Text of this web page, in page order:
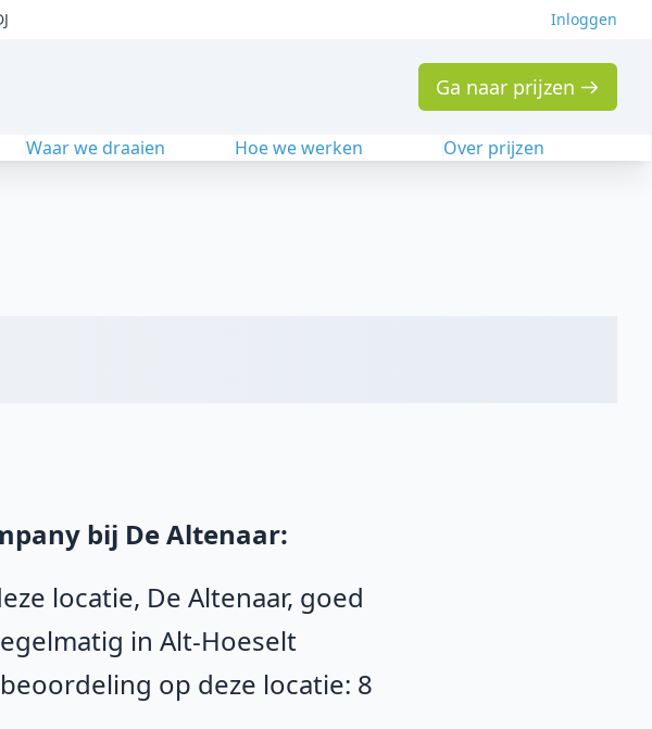
Inloggen
Ga naar prijzen
Waar we draaien Hoe we werken Over prijzen
bij De Altenaar:
locatie, De Altenaar, goed
in Alt-Hoeselt
op deze locatie: 8